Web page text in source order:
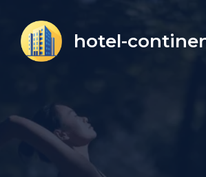
contenu
hotel-